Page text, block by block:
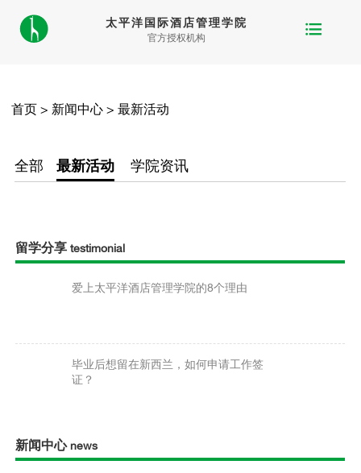
太平洋国际酒店管理学院
官方授权机构
首页 > 新闻中心 > 最新活动
全部 最新活动 学院资讯
留学分享 testimonial
爱上太平洋酒店管理学院的8个理由
毕业后想留在新西兰，如何申请工作签
证？
新闻中心news